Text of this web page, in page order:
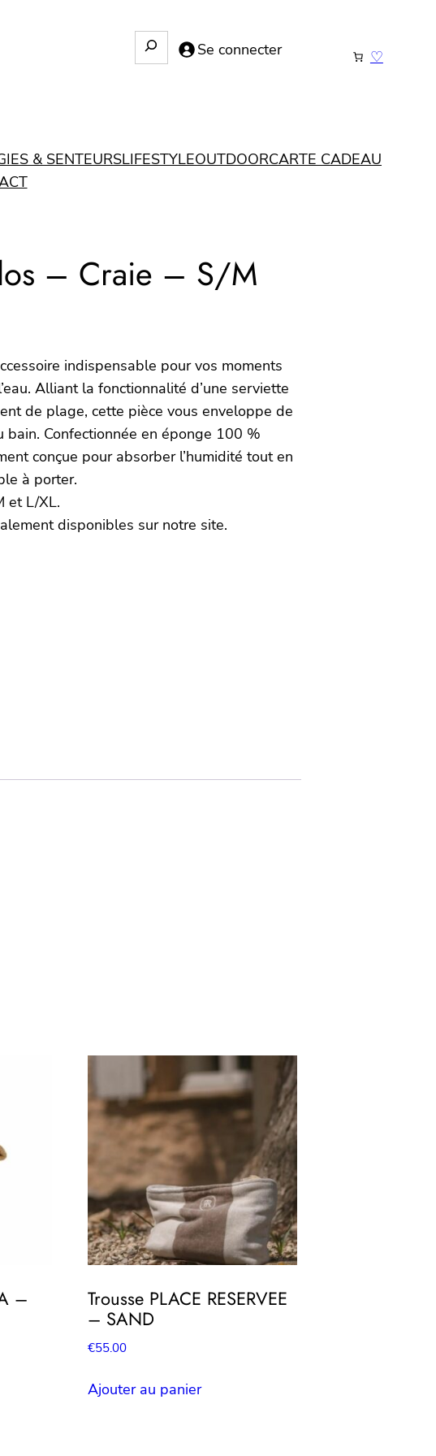
e
c
Se connecter ♡
& SENTEURSLIFESTYLEOUTDOORCARTE CADEAU
– Craie – S/M
indispensable pour vos moments
Alliant la fonctionnalité d’une serviette
de plage, cette pièce vous enveloppe de
bain. Confectionnée en éponge 100 %
conçue pour absorber l’humidité tout en
à porter.
et L/XL.
disponibles sur notre site.
–
Trousse PLACE RESERVEE
– SAND
€55.00
Ajouter au panier